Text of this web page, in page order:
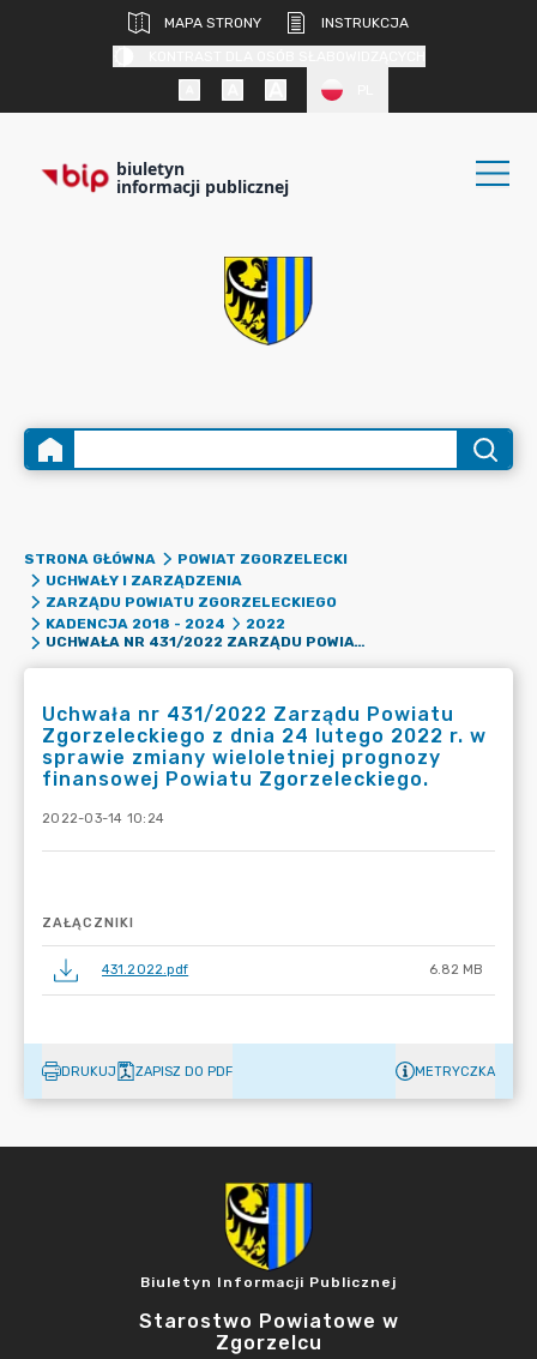
MAPA STRONY
INSTRUKCJA
biuletyn
informacji publicznej
STRONA GŁÓWNA
POWIAT ZGORZELECKI
UCHWAŁY I ZARZĄDZENIA
ZARZĄDU POWIATU ZGORZELECKIEGO
KADENCJA 2018 - 2024
2022
UCHWAŁA NR 431/2022 ZARZĄDU POWIATU ZGORZELECKIEGO Z DNIA 24 LUTEGO 2022 R. W SPRAWIE ZMIANY WIELOLETNIEJ PROGNOZY FINANSOWEJ POWIATU ZGORZELECKIEGO.
Uchwała nr 431/2022 Zarządu Powiatu
Zgorzeleckiego z dnia 24 lutego 2022 r. w
sprawie zmiany wieloletniej prognozy
finansowej Powiatu Zgorzeleckiego.
2022-03-14 10:24
ZAŁĄCZNIKI
431.2022.pdf 6.82 MB
DRUKUJ ZAPISZ DO PDF METRYCZKA
Biuletyn Informacji Publicznej
Starostwo Powiatowe w
Zgorzelcu